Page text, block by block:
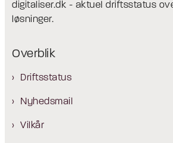
digitaliser.dk - aktuel driftsstatus
løsninger.
Overblik
Driftsstatus
Nyhedsmail
Vilkår